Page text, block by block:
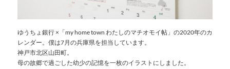
ゆうちょ銀行 ×「my home town わたしのマチオモイ帖」の2020年のカ
レンダー。僕は7月の兵庫県を担当しています。
神戸市北区山田町。
母の故郷で過ごした幼少の記憶を一枚のイラストにしました。